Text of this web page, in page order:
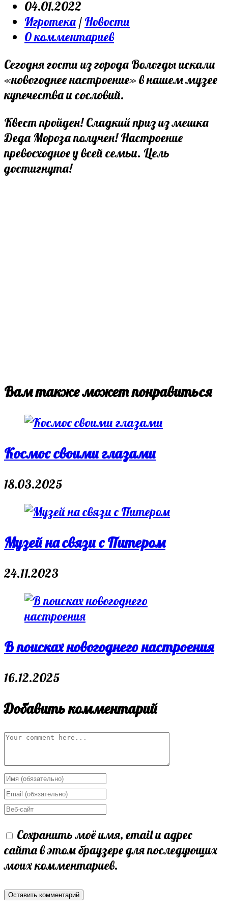
author:
Запись
опубликована:
04.01.2022
Post
category:
Игротека / Новости
Post
0 комментариев
Сегодня гости из города Вологды искали
«новогоднее настроение» в нашем музее
купечества и сословий.
Квест пройден! Сладкий приз из мешка
Деда Мороза получен! Настроение
превосходное у всей семьи. Цель
достигнута!
Вам также может понравиться
Космос своими глазами
18.03.2025
Музей на связи с Питером
24.11.2023
В поисках новогоднего настроения
16.12.2025
Добавить комментарий
Comment
Enter
your
name
username
to
comment
Enter
your
address
to
comment
Enter
website
URL
(optional)
Сохранить моё имя, email и адрес
сайта в этом браузере для последующих
моих комментариев.